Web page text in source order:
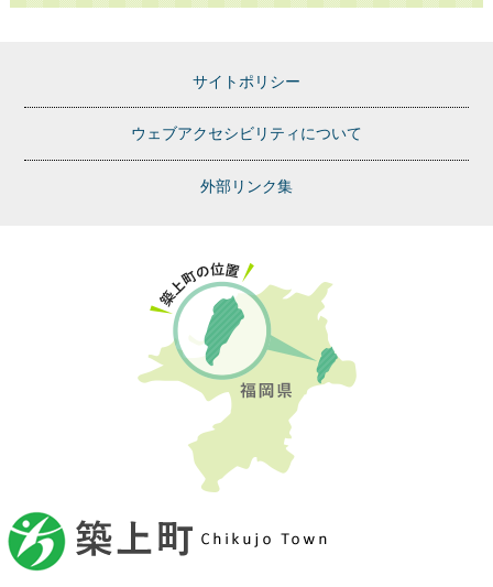
サイトポリシー
ウェブアクセシビリティについて
外部リンク集